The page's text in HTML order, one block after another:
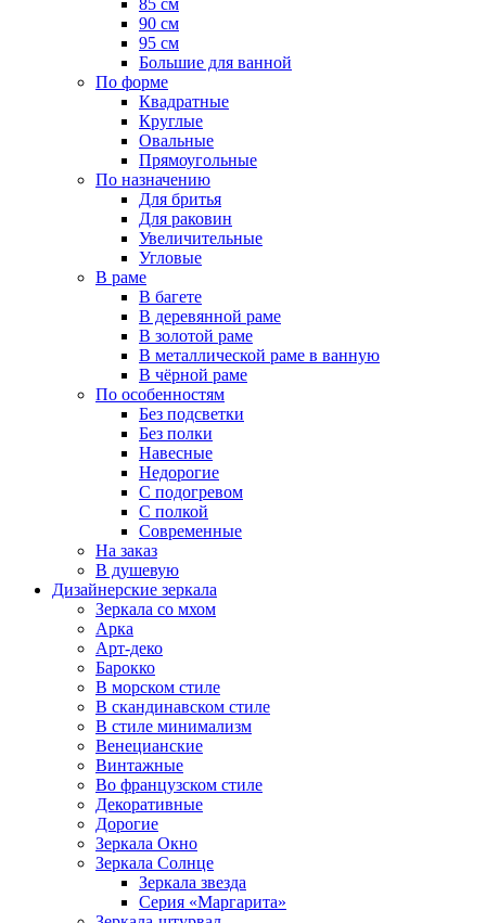
85 см
90 см
95 см
Большие для ванной
По форме
Квадратные
Круглые
Овальные
Прямоугольные
По назначению
Для бритья
Для раковин
Увеличительные
Угловые
В раме
В багете
В деревянной раме
В золотой раме
В металлической раме в ванную
В чёрной раме
По особенностям
Без подсветки
Без полки
Навесные
Недорогие
С подогревом
С полкой
Современные
На заказ
В душевую
Дизайнерские зеркала
Зеркала со мхом
Арка
Арт-деко
Барокко
В морском стиле
В скандинавском стиле
В стиле минимализм
Венецианские
Винтажные
Во французском стиле
Декоративные
Дорогие
Зеркала Окно
Зеркала Солнце
Зеркала звезда
Серия «Маргарита»